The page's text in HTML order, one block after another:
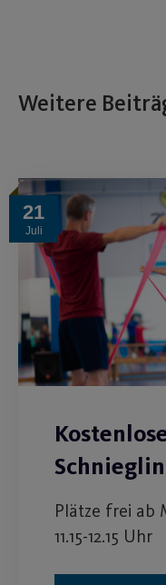
Weitere
21
Juli
Plätze frei ab
11.15-12.15 Uhr